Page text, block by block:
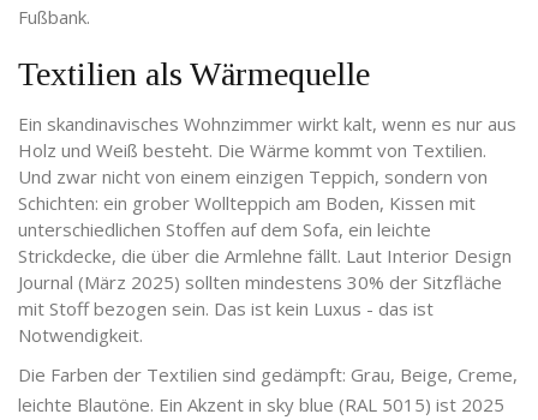
Fußbank.
Textilien als Wärmequelle
Ein skandinavisches Wohnzimmer wirkt kalt, wenn es nur aus
Holz und Weiß besteht. Die Wärme kommt von Textilien.
Und zwar nicht von einem einzigen Teppich, sondern von
Schichten: ein grober Wollteppich am Boden, Kissen mit
unterschiedlichen Stoffen auf dem Sofa, ein leichte
Strickdecke, die über die Armlehne fällt. Laut Interior Design
Journal (März 2025) sollten mindestens 30% der Sitzfläche
mit Stoff bezogen sein. Das ist kein Luxus - das ist
Notwendigkeit.
Die Farben der Textilien sind gedämpft: Grau, Beige, Creme,
leichte Blautöne. Ein Akzent in sky blue (RAL 5015) ist 2025